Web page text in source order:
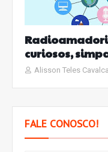
curiosos,
Alisson Teles
FALE CONOSCO!